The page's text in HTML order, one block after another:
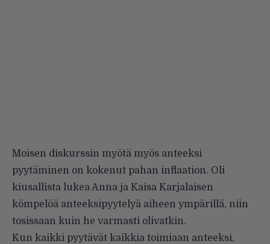
Moisen diskurssin myötä myös anteeksi
pyytäminen on kokenut pahan inflaation. Oli
kiusallista lukea Anna ja Kaisa Karjalaisen
kömpelöä anteeksipyytelyä aiheen ympärillä, niin
tosissaan kuin he varmasti olivatkin.
Kun kaikki pyytävät kaikkia toimiaan anteeksi,